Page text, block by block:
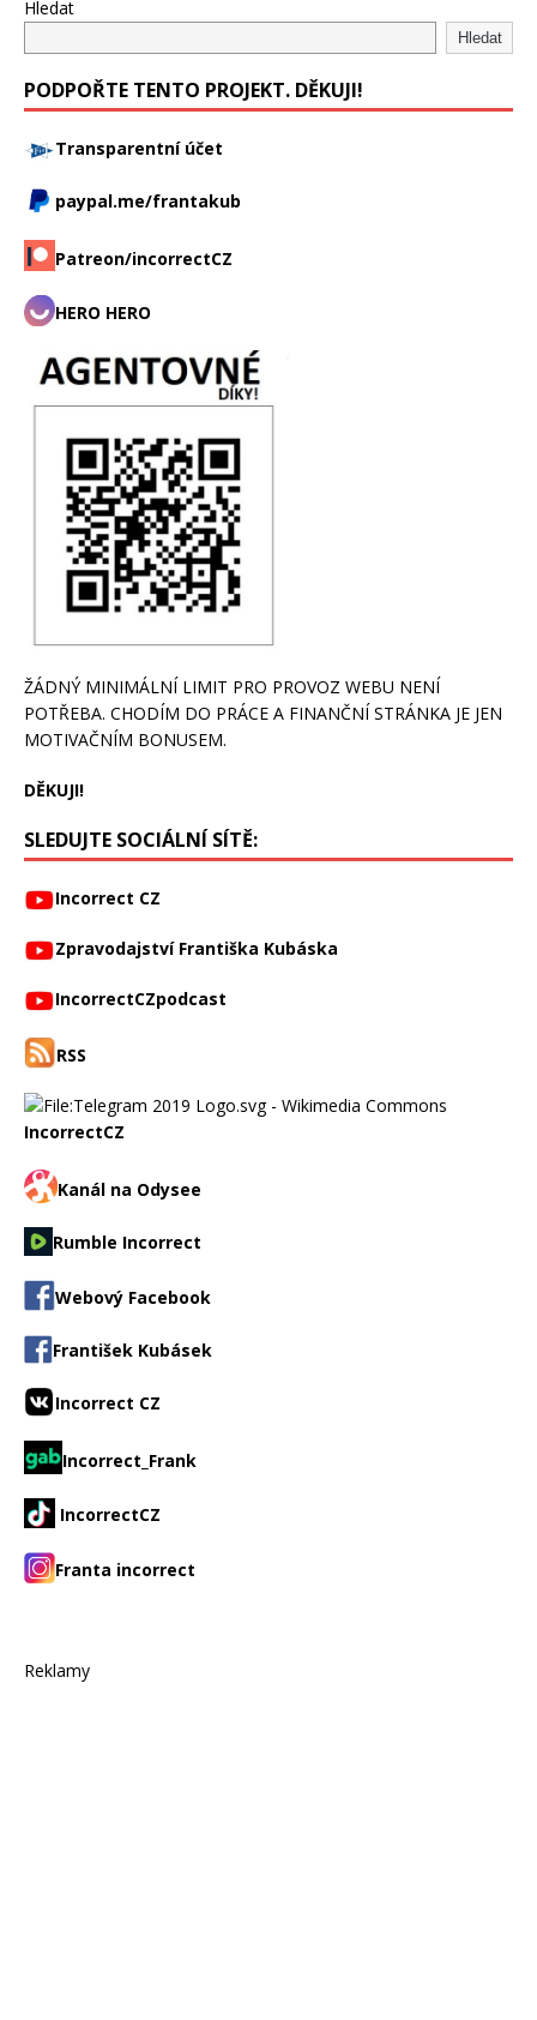
Hledat
Hledat
PODPOŘTE TENTO PROJEKT. DĚKUJI!
Transparentní účet
paypal.me/frantakub
Patreon/incorrectCZ
HERO HERO
ŽÁDNÝ MINIMÁLNÍ LIMIT PRO PROVOZ WEBU NENÍ
POTŘEBA. CHODÍM DO PRÁCE A FINANČNÍ STRÁNKA JE JEN
MOTIVAČNÍM BONUSEM.
DĚKUJI!
SLEDUJTE SOCIÁLNÍ SÍTĚ:
Incorrect CZ
Zpravodajství Františka Kubáska
IncorrectCZpodcast
RSS
IncorrectCZ
Kanál na Odysee
Rumble Incorrect
Webový Facebook
František Kubásek
Incorrect CZ
Incorrect_Frank
IncorrectCZ
Franta incorrect
Reklamy